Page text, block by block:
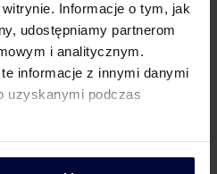
Informacje o tym, jak
udostępniamy partnerom
i analitycznym.
informacje z innymi danymi
uzyskanymi podczas
TK jak i TSUE, pokazują,
pozostaną z nami
i polskie organy
zrezygnują z pozyskiwania